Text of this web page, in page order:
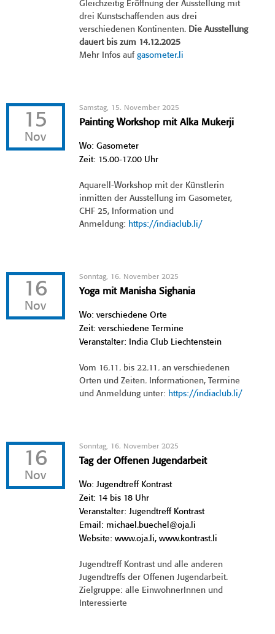
Gleichzeitig Eröffnung der Ausstellung mit
drei Kunstschaffenden aus drei
verschiedenen Kontinenten. Die Ausstellung
dauert bis zum 14.12.2025
Mehr Infos aufgasometer.li
15
Nov
Samstag, 15. November 2025
Painting Workshop mit Alka Mukerji
Wo: Gasometer
Zeit: 15.00-17.00 Uhr
Aquarell-Workshop mit der Künstlerin
inmitten der Ausstellung im Gasometer,
CHF 25, Information und
Anmeldung: https://indiaclub.li/
16
Nov
Sonntag, 16. November 2025
Yoga mit Manisha Sighania
Wo: verschiedene Orte
Zeit: verschiedene Termine
Veranstalter: India Club Liechtenstein
Vom 16.11. bis 22.11. an verschiedenen
Orten und Zeiten. Informationen, Termine
und Anmeldung unter: https://indiaclub.li/
16
Nov
Sonntag, 16. November 2025
Tag der Offenen Jugendarbeit
Wo: Jugendtreff Kontrast
Zeit: 14 bis 18 Uhr
Veranstalter: Jugendtreff Kontrast
Email: michael.buechel@oja.li
Website: www.oja.li, www.kontrast.li
Jugendtreff Kontrast und alle anderen
Jugendtreffs der Offenen Jugendarbeit.
Zielgruppe: alle EinwohnerInnen und
Interessierte